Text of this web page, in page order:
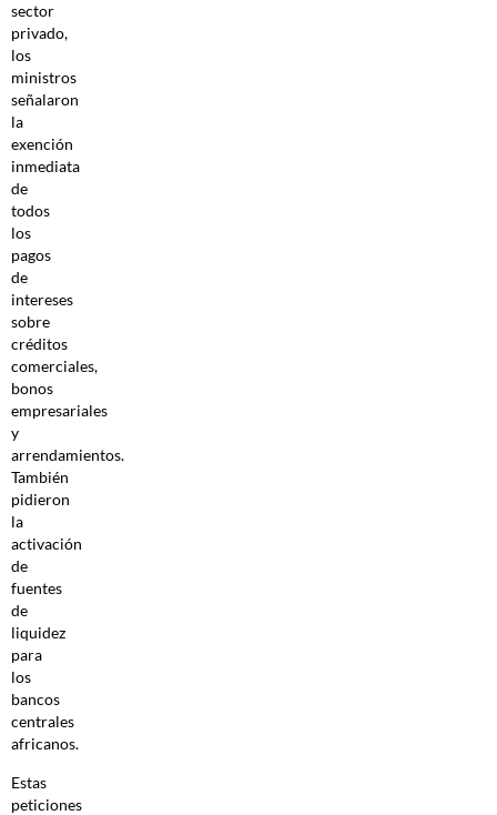
sector
privado,
los
ministros
señalaron
la
exención
inmediata
de
todos
los
pagos
de
intereses
sobre
créditos
comerciales,
bonos
empresariales
y
arrendamientos.
También
pidieron
la
activación
de
fuentes
de
liquidez
para
los
bancos
centrales
africanos.
Estas
peticiones